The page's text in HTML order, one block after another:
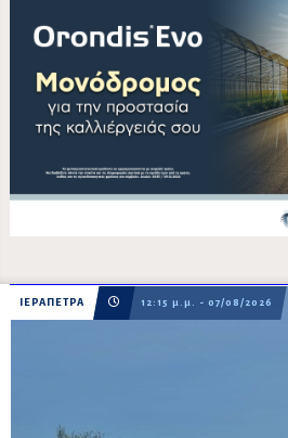
ΙΕΡΑΠΕΤΡΑ 12:15 μ.μ. - 07/08/2026